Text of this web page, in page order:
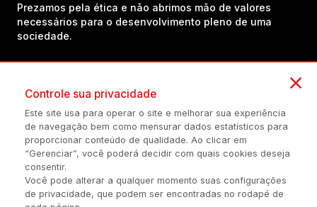
Prezamos pela ética e não abrimos mão de valores
necessários para o desenvolvimento pleno de uma
sociedade.
(54) 98434-8385
Política de privacidade Configuração de Cookies Quem Somos
Controle sua privacidade
Este site usa para operar o site e melhorar sua experiência
de navegação bem como mensurar dados estatísticos para
proporcionar conteúdo de qualidade. Ao clicar em
“Gerenciar”, você poderá decidir com quais cookies deseja
consentir.
Você pode alterar a qualquer momento suas configurações
de privacidade, que podem ser encontradas no rodapé de